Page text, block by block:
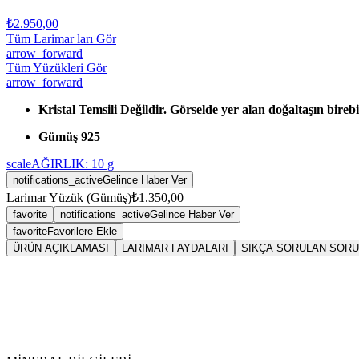
₺2.950,00
Tüm Larimar ları Gör
arrow_forward
Tüm Yüzükleri Gör
arrow_forward
Kristal Temsili Değildir. Görselde yer alan doğaltaşın
Gümüş 925
scaleAĞIRLIK: 10 g
notifications_activeGelince Haber Ver
Larimar Yüzük (Gümüş)₺1.350,00
favorite notifications_activeGelince Haber Ver
favoriteFavorilere Ekle
ÜRÜN AÇIKLAMASI
LARIMAR FAYDALARI SIKÇA SORULAN